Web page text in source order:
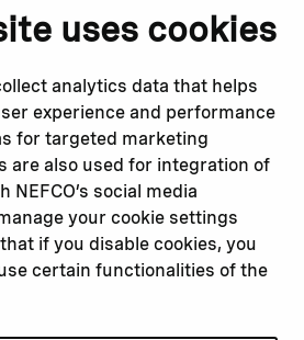
uses cookies
analytics data that helps
experience and performance
for targeted marketing
are also used for integration of
social media
your cookie settings
if you disable cookies, you
certain functionalities of the
Instagram
Youtube
Related websites
Nopef
BGFA
MCFA